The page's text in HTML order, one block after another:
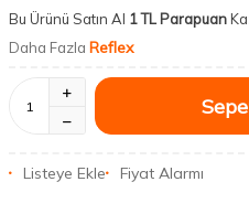
Bu Ürünü Satın Al 1 TL Parapuan
Daha Fazla Reflex
Listeye Ekle Fiyat Alarmı